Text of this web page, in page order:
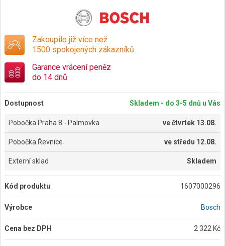
Zakoupilo již více než
1500 spokojených zákazníků
Garance vrácení peněz
do 14 dnů
Dostupnost Skladem - do 3-5 dnů u Vás
Pobočka Praha 8 - Palmovka večtvrtek 13.08.
Pobočka Řevnice ve středu 12.08.
Externí sklad Skladem
Kód produktu 1607000296
Výrobce Bosch
Cena bez DPH 2 322 Kč